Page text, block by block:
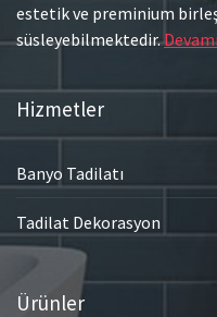
estetik ve preminium
süsleyebilmektedir.
Hizmetler
Banyo Tadilatı
Tadilat Dekorasyon
Ürünler